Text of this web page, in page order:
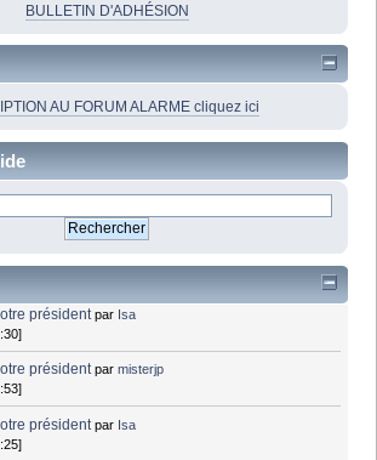
BULLETIN D'ADHÉSION
AU FORUM ALARME cliquez ici
président par Isa
président parmisterjp
président par Isa